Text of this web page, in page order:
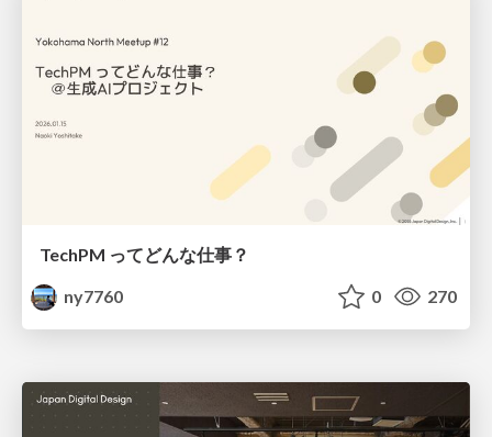
TechPM ってどんな仕事？
ny7760
0 270